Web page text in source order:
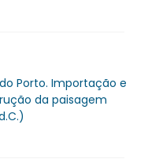
Porto. Importação e
da paisagem